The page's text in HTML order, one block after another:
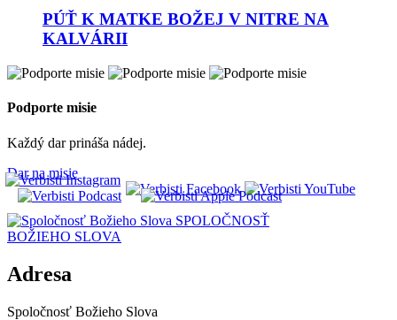
PÚŤ K MATKE BOŽEJ V NITRE NA
KALVÁRII
Podporte misie
Každý dar prináša nádej.
Dar na misie
SPOLOČNOSŤ
BOŽIEHO SLOVA
Adresa
Spoločnosť Božieho Slova